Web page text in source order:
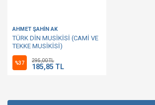
AHMET ŞAHİN AK
TÜRK DİN MUSİKİSİ (CAMİ VE
TEKKE MUSİKİSİ)
%37 295,00 TL
185,85 TL